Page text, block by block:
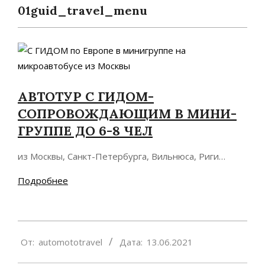
01guid_travel_menu
АВТОТУР С ГИДОМ-
СОПРОВОЖДАЮЩИМ В МИНИ-
ГРУППЕ ДО 6-8 ЧЕЛ
из Москвы, Санкт-Петербурга, Вильнюса, Риги…
Подробнее
06-
От: automototravel Дата: 13.06.2021